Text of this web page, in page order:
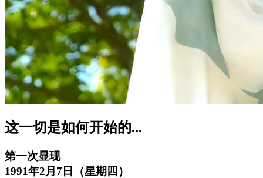
这一切是如何开始的...
第一次显现
1991年2月7日（星期四）